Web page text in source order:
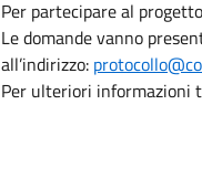
Per partecipare al
Le domande vanno
all’indirizzo:
Per ulteriori informazioni